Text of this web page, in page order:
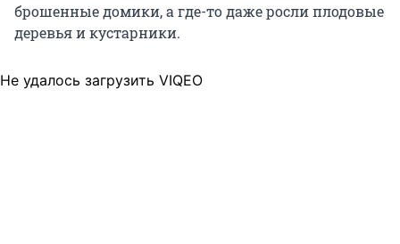
брошенные домики, а где-то даже росли плодовые
деревья и кустарники.
Не удалось загрузить VIQEO